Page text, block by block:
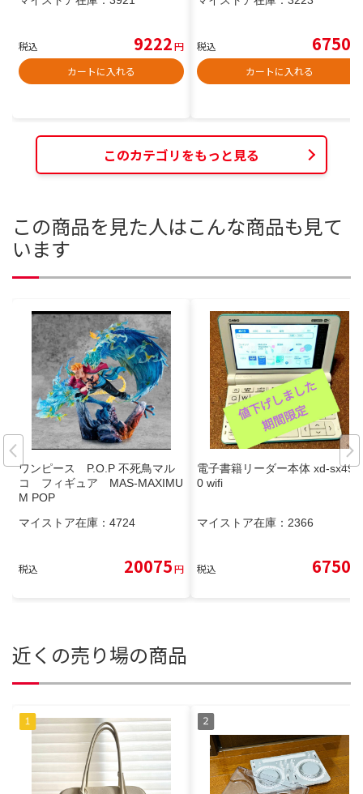
税込 9222円
カートに入れる
税込 6750
カートに入れる
このカテゴリをもっと見る
この商品を見た人はこんな商品も見て
います
ワンピース P.O.P 不死鳥マル
コ フィギュア MAS-MAXIMU
M POP
マイストア在庫： 4724
税込 20075円
電子書籍リーダー本体 xd-sx490
0 wifi
マイストア在庫： 2366
税込 6750
近くの売り場の商品